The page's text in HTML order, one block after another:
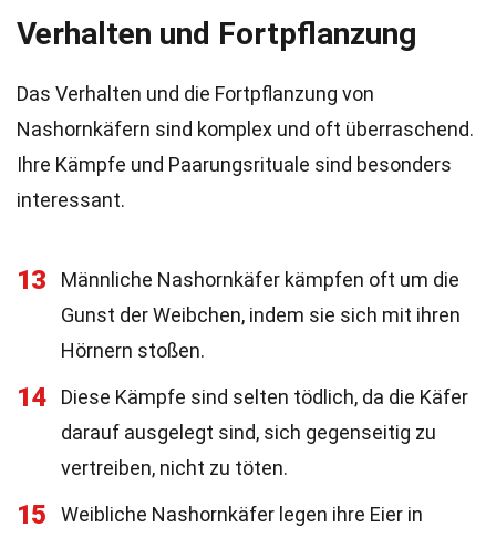
Verhalten und Fortpflanzung
Das Verhalten und die Fortpflanzung von
Nashornkäfern sind komplex und oft überraschend.
Ihre Kämpfe und Paarungsrituale sind besonders
interessant.
13
Männliche Nashornkäfer kämpfen oft um die
Gunst der Weibchen, indem sie sich mit ihren
Hörnern stoßen.
14
Diese Kämpfe sind selten tödlich, da die Käfer
darauf ausgelegt sind, sich gegenseitig zu
vertreiben, nicht zu töten.
15
Weibliche Nashornkäfer legen ihre Eier in